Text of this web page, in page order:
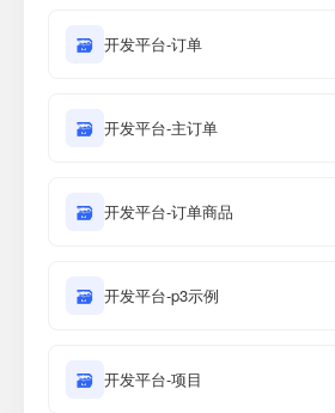
🗃 开发平台-订单
🗃 开发平台-主订单
🗃 开发平台-订单商品
🗃 开发平台-p3示例
🗃 开发平台-项目